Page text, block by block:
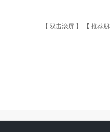
【 双击滚屏 】 【 推荐